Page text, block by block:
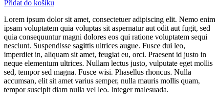
Přidat do košíku
Lorem ipsum dolor sit amet, consectetuer adipiscing elit. Nemo enim
ipsam voluptatem quia voluptas sit aspernatur aut odit aut fugit, sed
quia consequuntur magni dolores eos qui ratione voluptatem sequi
nesciunt. Suspendisse sagittis ultrices augue. Fusce dui leo,
imperdiet in, aliquam sit amet, feugiat eu, orci. Praesent id justo in
neque elementum ultrices. Nullam lectus justo, vulputate eget mollis
sed, tempor sed magna. Fusce wisi. Phasellus rhoncus. Nulla
accumsan, elit sit amet varius semper, nulla mauris mollis quam,
tempor suscipit diam nulla vel leo. Integer malesuada.